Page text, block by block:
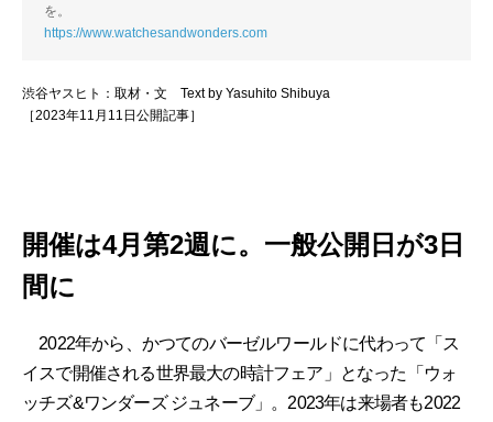
を。
https://www.watchesandwonders.com
渋谷ヤスヒト：取材・文 Text by Yasuhito Shibuya
［2023年11月11日公開記事］
開催は4月第2週に。一般公開日が3日
間に
2022年から、かつてのバーゼルワールドに代わって「ス
イスで開催される世界最大の時計フェア」となった「ウォ
ッチズ&ワンダーズ ジュネーブ」。2023年は来場者も2022